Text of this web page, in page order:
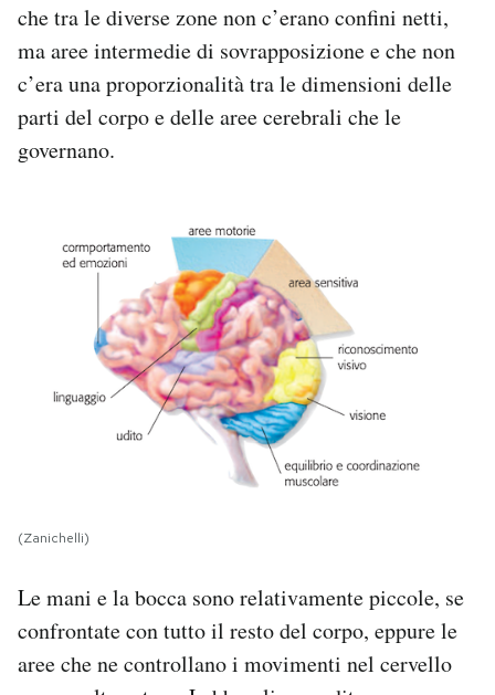
che tra le diverse zone non c’erano confini netti,
ma aree intermedie di sovrapposizione e che non
c’era una proporzionalità tra le dimensioni delle
parti del corpo e delle aree cerebrali che le
governano.
(Zanichelli)
Le mani e la bocca sono relativamente piccole, se
confrontate con tutto il resto del corpo, eppure le
aree che ne controllano i movimenti nel cervello